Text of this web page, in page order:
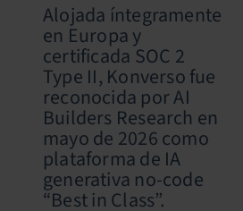
Alojada íntegramente
en Europa y
certificada SOC 2
Type II, Konverso fue
reconocida por AI
Builders Research en
mayo de 2026 como
plataforma de IA
generativa no-code
“Best in Class”.